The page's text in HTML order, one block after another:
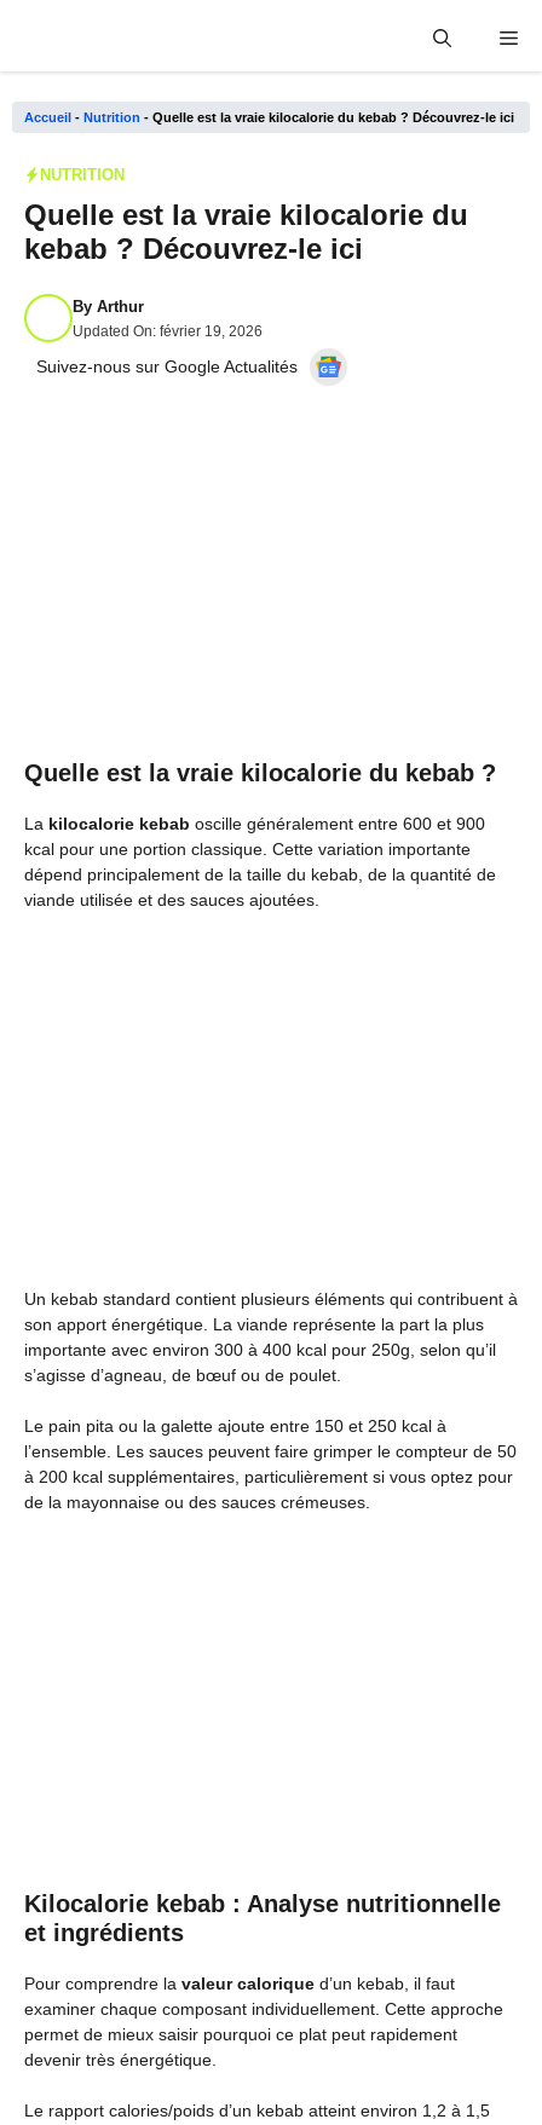
Accueil - Nutrition - Quelle est la vraie kilocalorie du kebab ? Découvrez-le ici
NUTRITION
Quelle est la vraie kilocalorie du
kebab ? Découvrez-le ici
By Arthur
Updated On: février 19, 2026
Suivez-nous sur Google Actualités
Quelle est la vraie kilocalorie du kebab ?
La kilocalorie kebab oscille généralement entre 600 et 900
kcal pour une portion classique. Cette variation importante
dépend principalement de la taille du kebab, de la quantité de
viande utilisée et des sauces ajoutées.
Un kebab standard contient plusieurs éléments qui contribuent à
son apport énergétique. La viande représente la part la plus
importante avec environ 300 à 400 kcal pour 250g, selon qu’il
s’agisse d’agneau, de bœuf ou de poulet.
Le pain pita ou la galette ajoute entre 150 et 250 kcal à
l’ensemble. Les sauces peuvent faire grimper le compteur de 50
à 200 kcal supplémentaires, particulièrement si vous optez pour
de la mayonnaise ou des sauces crémeuses.
Kilocalorie kebab : Analyse nutritionnelle
et ingrédients
Pour comprendre la valeur calorique d’un kebab, il faut
examiner chaque composant individuellement. Cette approche
permet de mieux saisir pourquoi ce plat peut rapidement
devenir très énergétique.
Le rapport calories/poids d’un kebab atteint environ 1,2 à 1,5